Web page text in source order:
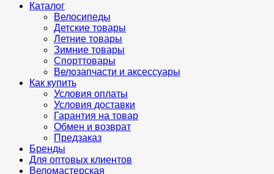
Каталог
Велосипеды
Детские товары
Летние товары
Зимние товары
Спорттовары
Велозапчасти и аксессуары
Как купить
Условия оплаты
Условия доставки
Гарантия на товар
Обмен и возврат
Предзаказ
Бренды
Для оптовых клиентов
Веломастерская